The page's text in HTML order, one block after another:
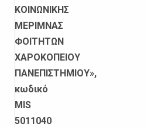
ΚΟΙΝΩΝΙΚΗΣ
ΜΕΡΙΜΝΑΣ
ΦΟΙΤΗΤΩΝ
ΧΑΡΟΚΟΠΕΙΟΥ
ΠΑΝΕΠΙΣΤΗΜΙΟΥ»,
κωδικό
MIS
5011040